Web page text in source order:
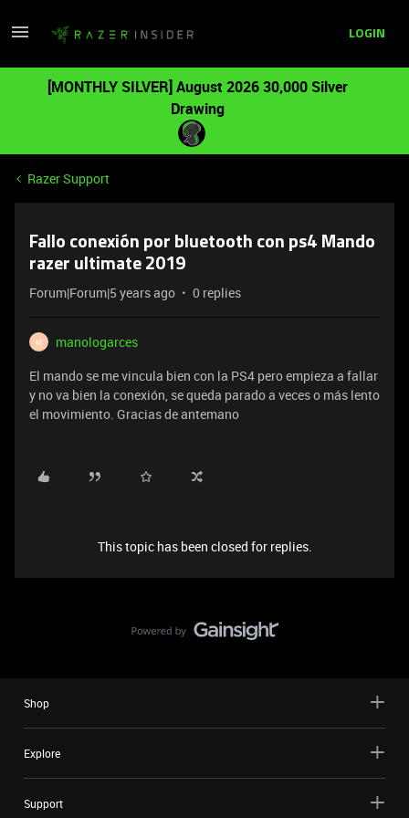
LOGIN
[MONTHLY SILVER] August 2026 30,000 Silver
Drawing
Razer Support
Fallo conexión por bluetooth con ps4 Mando
razer ultimate 2019
Forum|Forum|5 years ago 0 replies
M
manologarces
El mando se me vincula bien con la PS4 pero empieza a fallar
y no va bien la conexión, se queda parado a veces o más lento
el movimiento. Gracias de antemano
This topic has been closed for replies.
Shop
Explore
Support